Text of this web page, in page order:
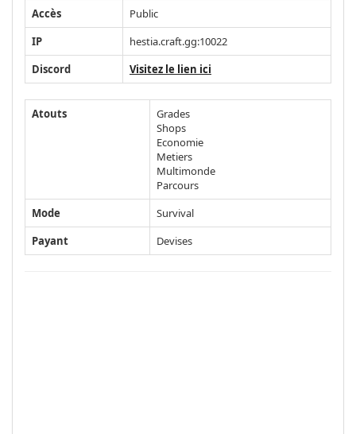
Accès
Public
IP
hestia.craft.gg:10022
Discord
Visitez le lien ici
Atouts
Grades
Shops
Economie
Metiers
Multimonde
Parcours
Mode
Survival
Payant
Devises